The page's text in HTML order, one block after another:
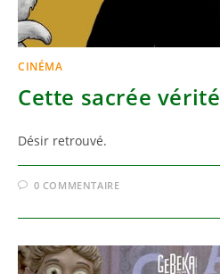
CINÉMA
Cette sacrée vérité
Désir retrouvé.
0 COMMENTAIRE